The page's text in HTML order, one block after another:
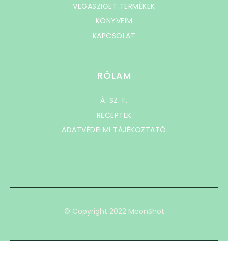
VEGASZIGET TERMÉKEK
KÖNYVEIM
KAPCSOLAT
RÓLAM
Á. SZ. F.
RECEPTEK
ADATVÉDELMI TÁJÉKOZTATÓ
© Copyright 2022 MoonShot